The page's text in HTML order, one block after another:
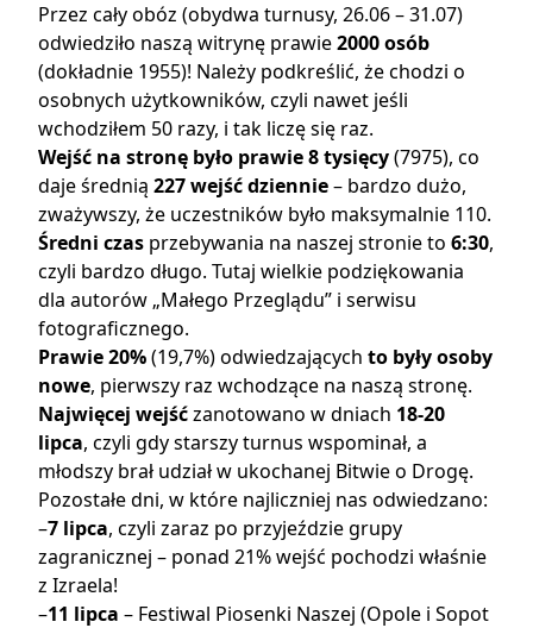
Przez cały obóz (obydwa turnusy, 26.06 – 31.07)
odwiedziło naszą witrynę prawie2000 osób
(dokładnie 1955)! Należy podkreślić, że chodzi o
osobnych użytkowników, czyli nawet jeśli
wchodziłem 50 razy, i tak liczę się raz.
Wejść na stronę było prawie 8 tysięcy(7975), co
daje średnią 227 wejść dziennie– bardzo dużo,
zważywszy, że uczestników było maksymalnie 110.
Średni czas przebywania na naszej stronie to 6:30,
czyli bardzo długo. Tutaj wielkie podziękowania
dla autorów „Małego Przeglądu” i serwisu
fotograficznego.
Prawie 20%(19,7%) odwiedzających to były osoby
nowe, pierwszy raz wchodzące na naszą stronę.
Najwięcej wejśćzanotowano w dniach 18-20
lipca, czyli gdy starszy turnus wspominał, a
młodszy brał udział w ukochanej Bitwie o Drogę.
Pozostałe dni, w które najliczniej nas odwiedzano:
–7 lipca, czyli zaraz po przyjeździe grupy
zagranicznej – ponad 21% wejść pochodzi właśnie
z Izraela!
–11 lipca – Festiwal Piosenki Naszej (Opole i Sopot